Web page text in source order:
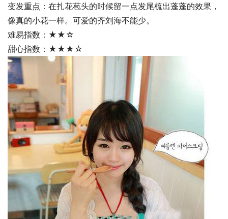
变发重点：在扎花苞头的时候留一点发尾梳出蓬蓬的效果，
像真的小花一样。可爱的齐刘海不能少。
难易指数：★★☆
甜心指数：★★★☆